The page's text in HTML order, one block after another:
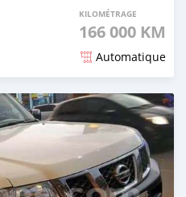
KILOMÉTRAGE
166 000 KM
Automatique